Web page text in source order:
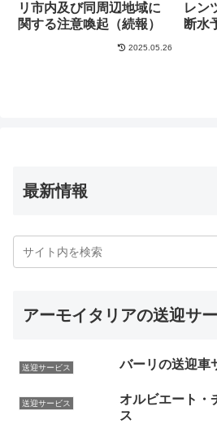
リ市内及び同周辺地域に
関する注意喚起（続報）
2025.05.26
レン
断水
最新情報
アーモイタリアの送迎サ
送迎サービス バーリの送迎車
送迎サービス
オルビエート・
ス